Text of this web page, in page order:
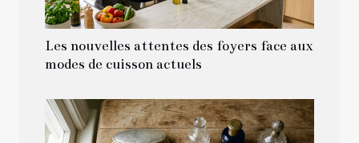
Les nouvelles attentes des foyers face aux
modes de cuisson actuels